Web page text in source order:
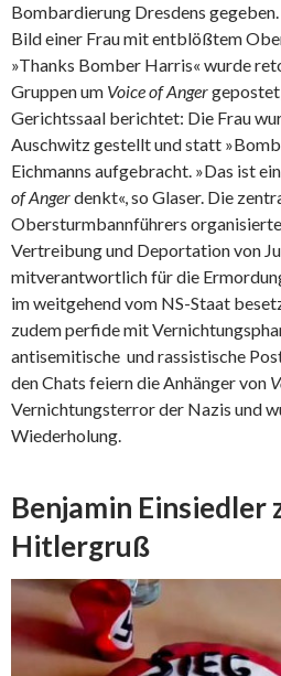
Bombardierung Dresdens
Bild einer Frau mit entblößtem
»Thanks Bomber Harris« wurde
Gruppen um Voice of Anger
Gerichtssaal berichtet: Die Frau
Auschwitz gestellt und statt
Eichmanns aufgebracht. »Das ist
of Angerdenkt«, so Glaser. Die
Obersturmbannführers
Vertreibung und Deportation von
mitverantwortlich für die
im weitgehend vom NS-Staat
zudem perfide mit
antisemitische und rassistische
den Chats feiern die Anhänger von
Vernichtungsterror der Nazis und
Wiederholung.
Benjamin Einsiedler
Hitlergruß